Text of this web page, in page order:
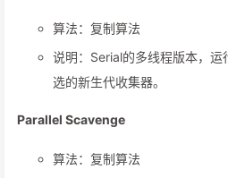
算法：复制算法
说明：Serial的多线程版本，
选的新生代收集器。
Parallel Scavenge
算法：复制算法